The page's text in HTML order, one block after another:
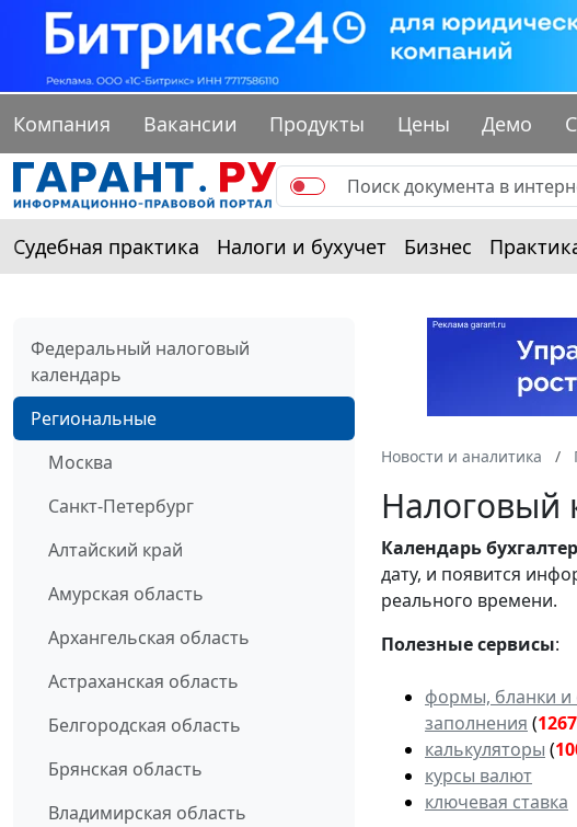
Компания Вакансии Продукты Цены Демо
Судебная практика Налоги и бухучет Бизнес
Федеральный налоговый
календарь
Региональные
Москва
Санкт-Петербург
Алтайский край
Амурская область
Архангельская область
Астраханская область
Белгородская область
Брянская область
Владимирская область
Новости и аналитика
Налоговый
Календарь
дату, и появится
реального времени.
Полезные сервисы:
формы, бланки и
заполнения (
калькуляторы (
курсы валют
ключевая ставка